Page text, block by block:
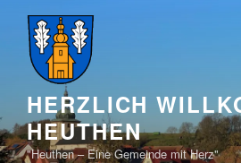
Inhalt
springen
HERZLICH
HEUTHEN
"Heuthen – Eine Gemeinde mit Herz"